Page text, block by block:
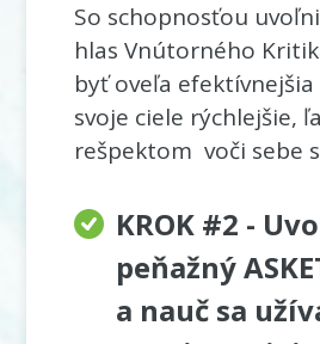
So schopnosťou
hlas Vnútorného
byť oveľa
svoje ciele rýchlejšie,
rešpektom voči sebe
KROK #2 -
peňažný
a nauč sa